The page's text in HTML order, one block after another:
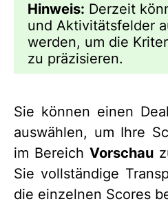
Hinweis: Derzeit
und Aktivitätsfelder
werden, um die
zu präzisieren.
Sie können einen
auswählen, um Ihre
im Bereich Vorschau
Sie vollständige
die einzelnen Scores